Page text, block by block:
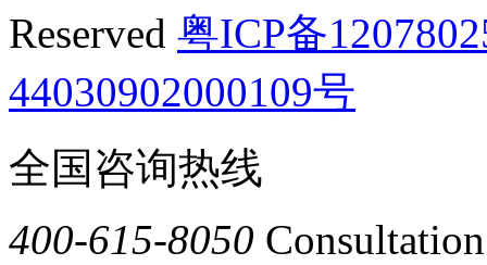
Reserved 粤ICP备
44030902000109号
全国咨询热线
400-615-8050